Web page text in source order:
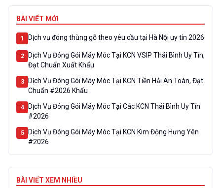
BÀI VIẾT MỚI
1 Dịch vụ đóng thùng gỗ theo yêu cầu tại Hà Nội uy tín 2026
2
Dịch Vụ Đóng Gói Máy Móc Tại KCN VSIP Thái Bình Uy Tín,
Đạt Chuẩn Xuất Khẩu
3
Dịch Vụ Đóng Gói Máy Móc Tại KCN Tiền Hải An Toàn, Đạt
Chuẩn #2026 Khẩu
4
Dịch Vụ Đóng Gói Máy Móc Tại Các KCN Thái Bình Uy Tín
#2026
5
Dịch Vụ Đóng Gói Máy Móc Tại KCN Kim Động Hưng Yên
#2026
BÀI VIẾT XEM NHIỀU